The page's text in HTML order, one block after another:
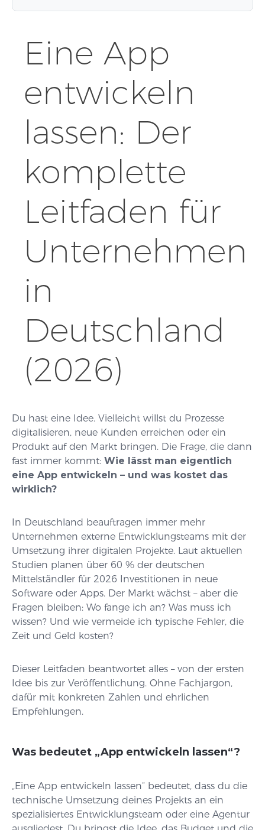
Eine App
entwickeln
lassen: Der
komplette
Leitfaden für
Unternehmen
in
Deutschland
(2026)
Du hast eine Idee. Vielleicht willst du Prozesse
digitalisieren, neue Kunden erreichen oder ein
Produkt auf den Markt bringen. Die Frage, die dann
fast immer kommt: Wie lässt man eigentlich
eine App entwickeln – und was kostet das
wirklich?
In Deutschland beauftragen immer mehr
Unternehmen externe Entwicklungsteams mit der
Umsetzung ihrer digitalen Projekte. Laut aktuellen
Studien planen über 60 % der deutschen
Mittelständler für 2026 Investitionen in neue
Software oder Apps. Der Markt wächst – aber die
Fragen bleiben: Wo fange ich an? Was muss ich
wissen? Und wie vermeide ich typische Fehler, die
Zeit und Geld kosten?
Dieser Leitfaden beantwortet alles – von der ersten
Idee bis zur Veröffentlichung. Ohne Fachjargon,
dafür mit konkreten Zahlen und ehrlichen
Empfehlungen.
Was bedeutet „App entwickeln lassen“?
„Eine App entwickeln lassen“ bedeutet, dass du die
technische Umsetzung deines Projekts an ein
spezialisiertes Entwicklungsteam oder eine Agentur